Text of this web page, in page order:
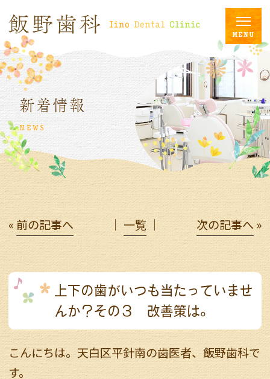
新着情報
NEWS
« 前の記事へ │ 一覧 │ 次の記事へ»
上下の歯がいつも当たっていませ
んか？その３ 改善策は。
こんにちは。天白区平針南の歯医者、飯野歯科で
す。